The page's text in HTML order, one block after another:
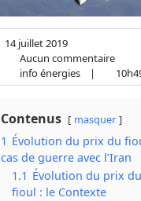
14 juillet 2019
Aucun commentaire
info énergies |
Contenus masquer
1 Évolution du prix du
cas de guerre avec l’Iran
1.1 Évolution du prix du
fioul : le Contexte